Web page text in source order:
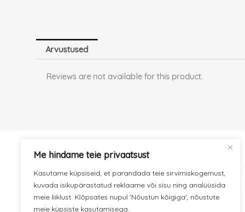
Me hindame teie privaatsust
Kasutame küpsiseid, et parandada teie sirvimiskogemust,
kuvada isikupärastatud reklaame või sisu ning analüüsida
meie liiklust. Klõpsates nupul 'Nõustun kõigiga', nõustute
meie küpsiste kasutamisega.
Arvustused
Reviews are not available for this product.
Hoolitseme selle eest, et kaup
jõuaks kiiresti kohale.